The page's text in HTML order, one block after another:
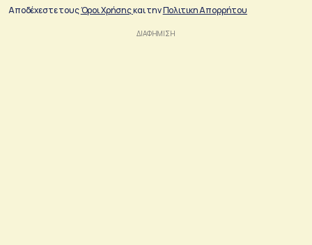
Αποδέχεστε τουςΌροι Χρήσηςκαι τηνΠολιτικη Απορρήτου